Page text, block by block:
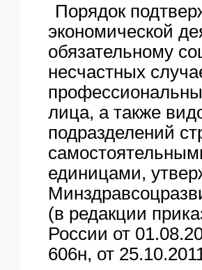
Порядок
экономической
обязательному
несчастных
лица, а также
подразделений
единицами,
(в редакции
России от
606н, от